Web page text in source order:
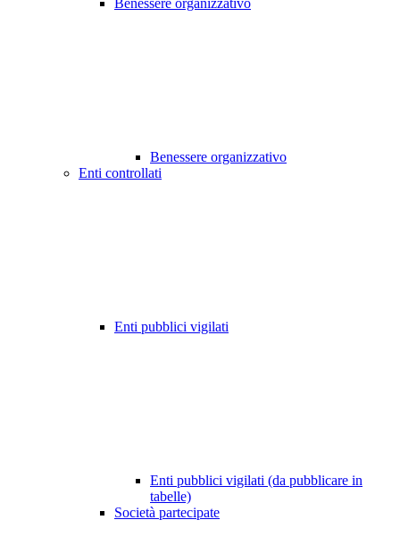
Benessere organizzativo
Benessere organizzativo
Enti controllati
Enti pubblici vigilati
Enti pubblici vigilati (da pubblicare in
tabelle)
Società partecipate